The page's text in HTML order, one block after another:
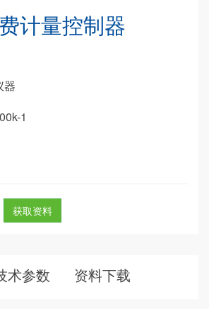
计量控制器
器
1
获取资料
术参数 资料下载